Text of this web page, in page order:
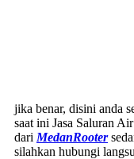
jika benar, disini anda
saat ini Jasa Saluran
dari MedanRooter
silahkan hubungi